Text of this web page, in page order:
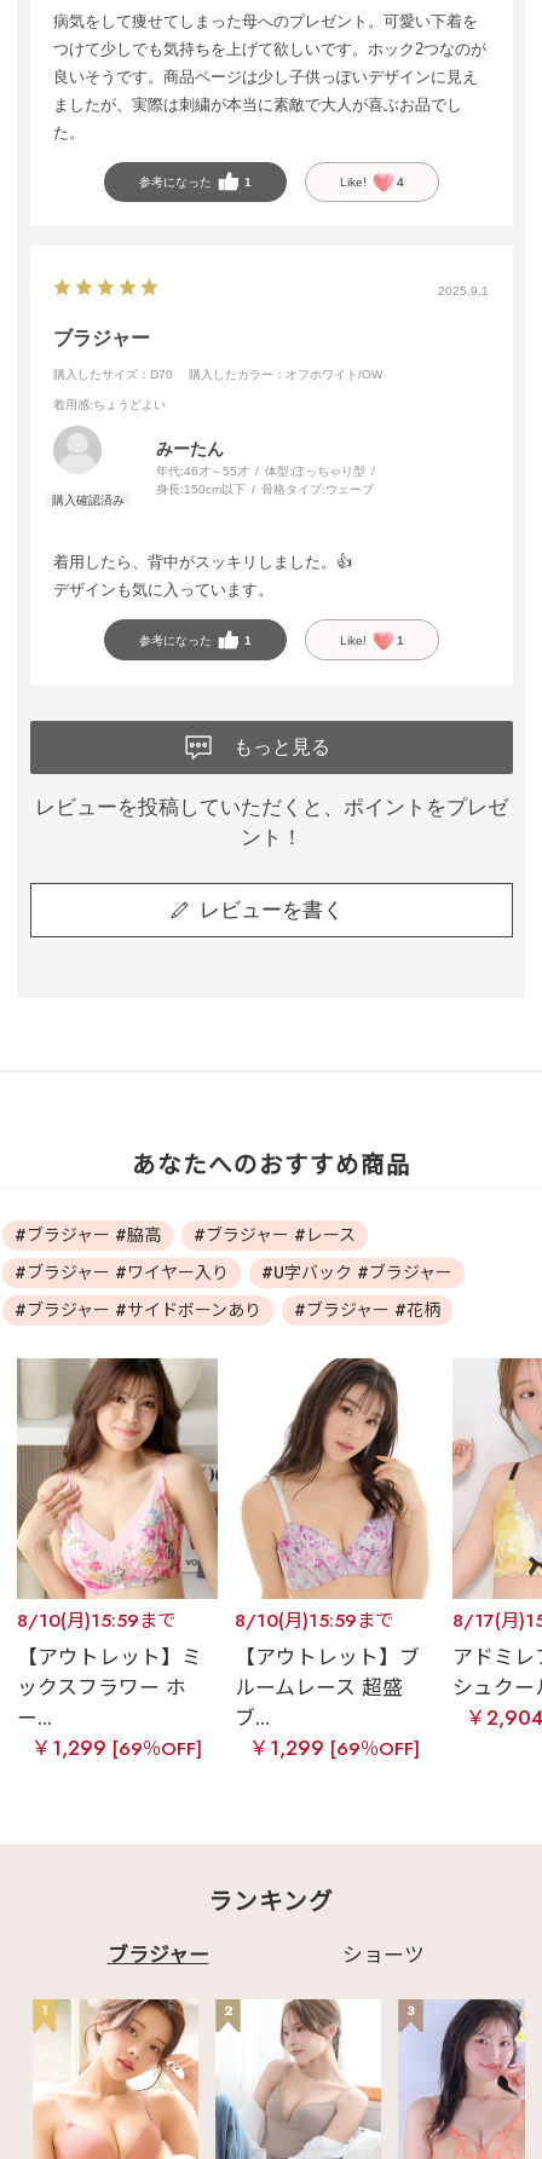
病気をして痩せてしまった母へのプレゼント。可愛い下着を
つけて少しでも気持ちを上げて欲しいです。ホック2つなのが
良いそうです。商品ページは少し子供っぽいデザインに見え
ましたが、実際は刺繍が本当に素敵で大人が喜ぶお品でし
た。
参考になった 1 Like! 4
2025.9.1
ブラジャー
購入したサイズ：D70 購入したカラー：オフホワイト/OW
着用感:ちょうどよい
みーたん
年代:46才～55才 体型:ぽっちゃり型
身長:150cm以下 骨格タイプ:ウェーブ
着用したら、背中がスッキリしました。👍
デザインも気に入っています。
参考になった 1 Like! 1
もっと見る
レビューを投稿していただくと、ポイントをプレゼ
ント！
レビューを書く
あなたへのおすすめ商品
#ブラジャー #脇高
#ブラジャー #レース
#ブラジャー #ワイヤー入り
#U字バック #ブラジャー
#ブラジャー #サイドボーンあり
#ブラジャー #花柄
8/10(月)15:59まで
【アウトレット】ミ
ックスフラワー ホ
ー...
￥1,299 [69％OFF]
8/10(月)15:59まで
【アウトレット】ブ
ルームレース 超盛
ブ...
￥1,299 [69％OFF]
8/17(月
アドミ
シュクー
￥
ランキング
ブラジャー ショーツ
1 2 3